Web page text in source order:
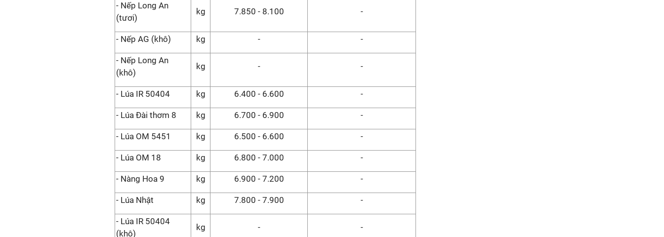
- Nếp Long An
(tươi)
kg 7.850 - 8.100 -
- Nếp AG (khô) kg - -
- Nếp Long An
(khô)
kg - -
- Lúa IR 50404 kg 6.400 - 6.600 -
- Lúa Đài thơm 8 kg 6.700 - 6.900 -
- Lúa OM 5451 kg 6.500 - 6.600 -
- Lúa OM 18 kg 6.800 - 7.000 -
- Nàng Hoa 9 kg 6.900 - 7.200 -
- Lúa Nhật kg 7.800 - 7.900 -
- Lúa IR 50404
(khô)
kg - -